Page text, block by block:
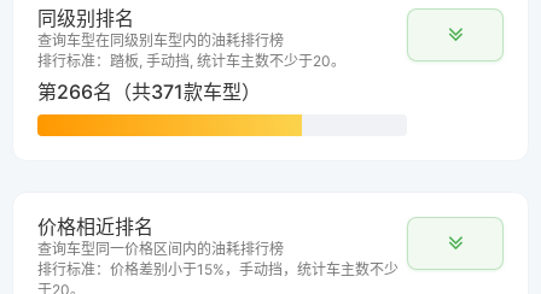
同级别排名
查询车型在同级别车型内的油耗排行榜
排行标准：踏板, 手动挡, 统计车主数不少于20。
第266名（共371款车型）
价格相近排名
查询车型同一价格区间内的油耗排行榜
排行标准：价格差别小于15%，手动挡，统计车主数不少
于20。